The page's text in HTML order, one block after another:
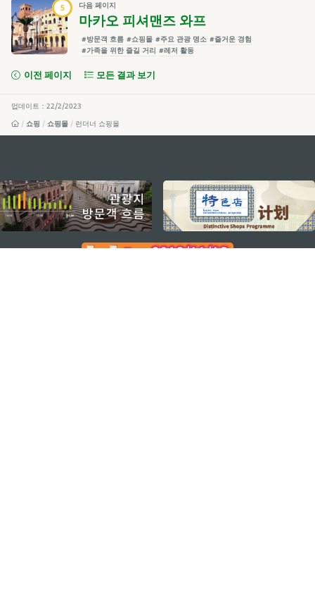
5 다음 페이지
마카오 피셔맨즈 와프
#방문객 흐름 #쇼핑몰 #주요 관광 명소 #즐거운 경험
#가족을 위한 즐길 거리 #레저 활동
이전 페이지 모든 결과 보기
업데이트：22/2/2023
쇼핑
쇼핑몰 런더너 쇼핑몰
external links